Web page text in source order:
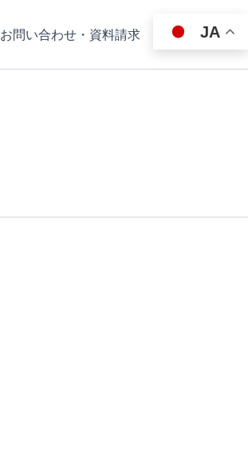
お問い合わせ・資料請求 JA